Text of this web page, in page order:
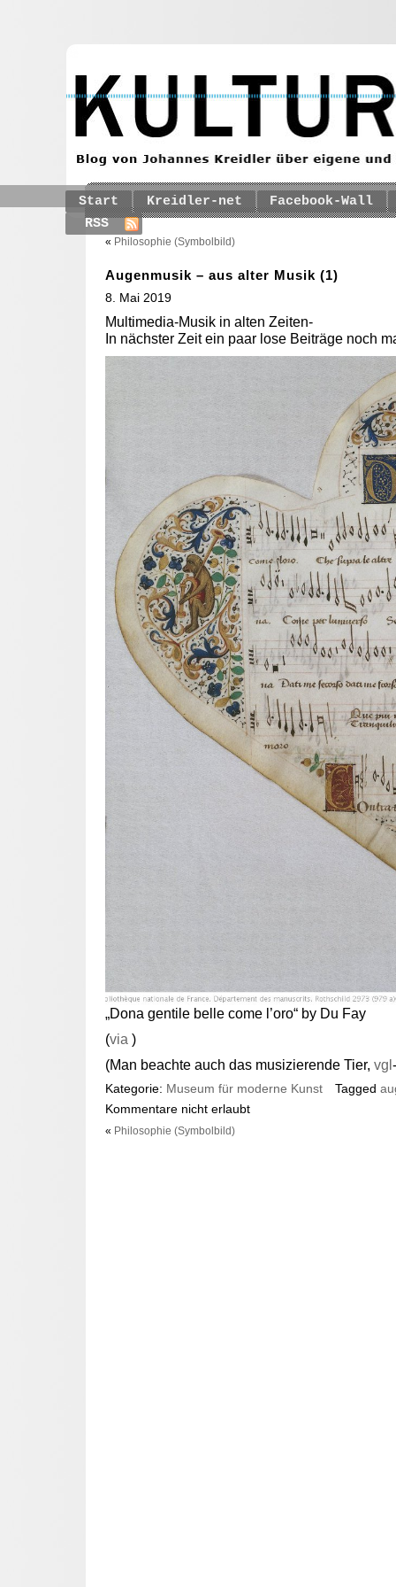
Start Kreidler-net
Facebook-Wall
RSS
« Philosophie (Symbolbild)
Augenmusik – aus alter Musik (1)
8. Mai 2019
Multimedia-Musik in alten Zeiten-
In nächster Zeit ein paar lose Beiträge noch
„Dona gentile belle come l’oro“ by Du Fay
(via )
(Man beachte auch das musizierende Tier, vgl
Kategorie: Museum für moderne Kunst Tagged
Kommentare nicht erlaubt
« Philosophie (Symbolbild)